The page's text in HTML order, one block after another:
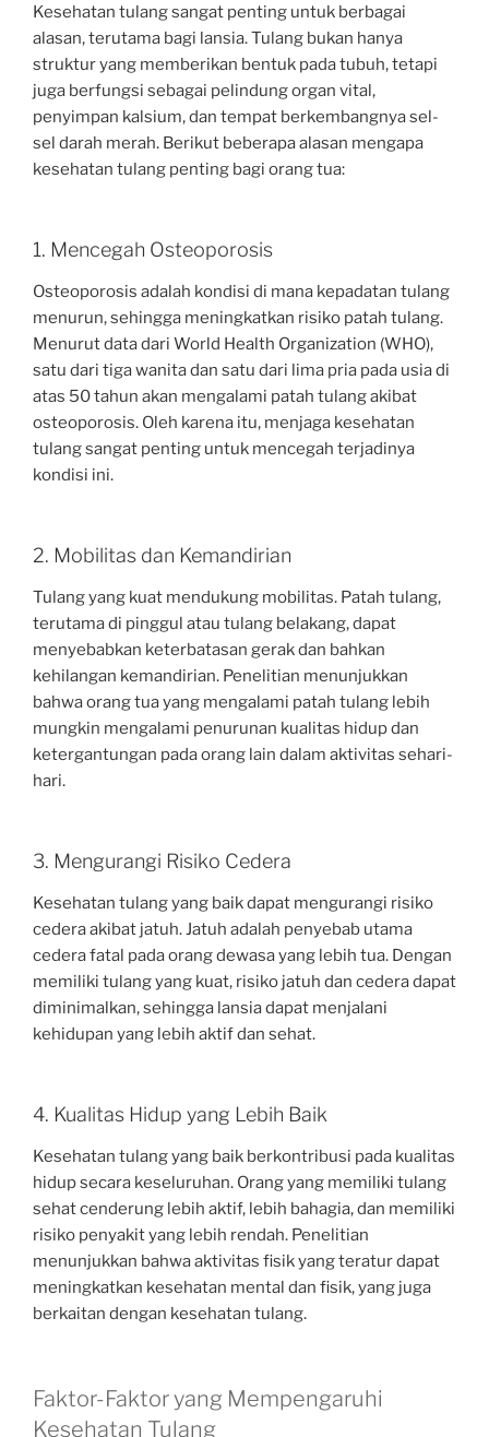
Kesehatan tulang sangat penting untuk berbagai
alasan, terutama bagi lansia. Tulang bukan hanya
struktur yang memberikan bentuk pada tubuh, tetapi
juga berfungsi sebagai pelindung organ vital,
penyimpan kalsium, dan tempat berkembangnya sel-
sel darah merah. Berikut beberapa alasan mengapa
kesehatan tulang penting bagi orang tua:
1. Mencegah Osteoporosis
Osteoporosis adalah kondisi di mana kepadatan tulang
menurun, sehingga meningkatkan risiko patah tulang.
Menurut data dari World Health Organization (WHO),
satu dari tiga wanita dan satu dari lima pria pada usia di
atas 50 tahun akan mengalami patah tulang akibat
osteoporosis. Oleh karena itu, menjaga kesehatan
tulang sangat penting untuk mencegah terjadinya
kondisi ini.
2. Mobilitas dan Kemandirian
Tulang yang kuat mendukung mobilitas. Patah tulang,
terutama di pinggul atau tulang belakang, dapat
menyebabkan keterbatasan gerak dan bahkan
kehilangan kemandirian. Penelitian menunjukkan
bahwa orang tua yang mengalami patah tulang lebih
mungkin mengalami penurunan kualitas hidup dan
ketergantungan pada orang lain dalam aktivitas sehari-
hari.
3. Mengurangi Risiko Cedera
Kesehatan tulang yang baik dapat mengurangi risiko
cedera akibat jatuh. Jatuh adalah penyebab utama
cedera fatal pada orang dewasa yang lebih tua. Dengan
memiliki tulang yang kuat, risiko jatuh dan cedera dapat
diminimalkan, sehingga lansia dapat menjalani
kehidupan yang lebih aktif dan sehat.
4. Kualitas Hidup yang Lebih Baik
Kesehatan tulang yang baik berkontribusi pada kualitas
hidup secara keseluruhan. Orang yang memiliki tulang
sehat cenderung lebih aktif, lebih bahagia, dan memiliki
risiko penyakit yang lebih rendah. Penelitian
menunjukkan bahwa aktivitas fisik yang teratur dapat
meningkatkan kesehatan mental dan fisik, yang juga
berkaitan dengan kesehatan tulang.
Faktor-Faktor yang Mempengaruhi
Kesehatan Tulang